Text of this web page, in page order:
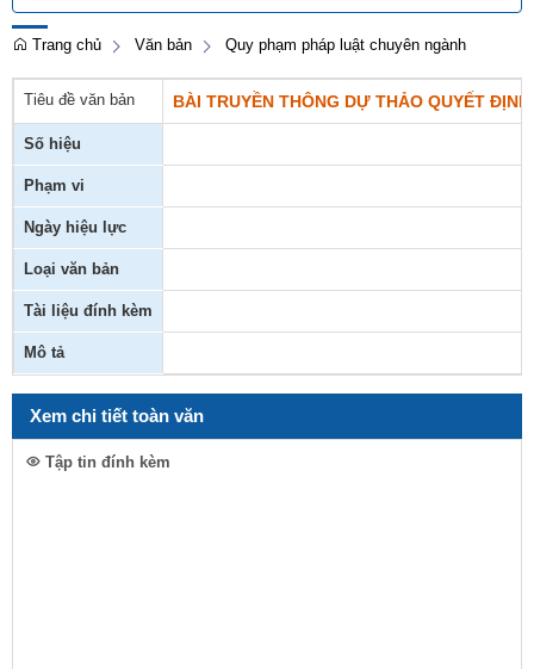
Trang chủ Văn bản Quy phạm pháp luật chuyên ngành
Tiêu đề văn bản BÀI TRUYỀN THÔNG DỰ THẢO QUYẾT
Số hiệu
Phạm vi
Ngày hiệu lực
Loại văn bản
Tài liệu đính kèm
Mô tả
Xem chi tiết toàn văn
Tập tin đính kèm